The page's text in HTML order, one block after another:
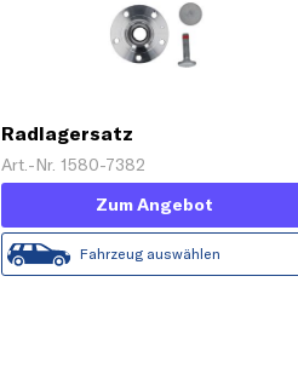
Radlagersatz
Art.-Nr. 1580-7382
Zum Angebot
Fahrzeug auswählen